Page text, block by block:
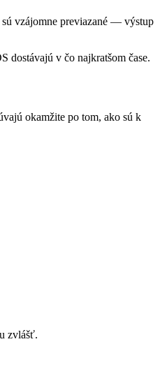
vzájomne previazané — výstup
dostávajú v čo najkratšom čase.
okamžite po tom, ako sú k
zvlášť.